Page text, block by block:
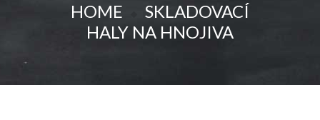
HOME
SKLADOVACÍ
HALY NA HNOJIVA